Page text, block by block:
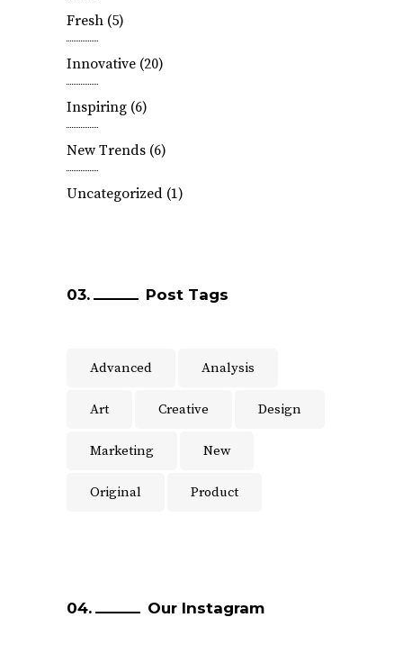
Fresh (5)
Innovative (20)
Inspiring (6)
New Trends (6)
Uncategorized (1)
Post Tags
Advanced Analysis
Art Creative Design
Marketing New
Original Product
Our Instagram